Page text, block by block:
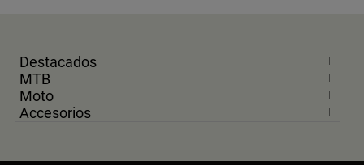
Destacados
MTB
Moto
Accesorios